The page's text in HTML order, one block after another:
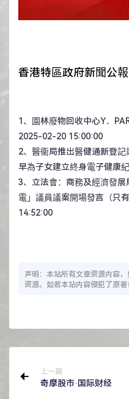
香港特區政府新聞公報
1、 園林廢物回收中心Y．
2025-02-20 15:00:00
2、 醫衞局推出醫健通新登
早為子女建立終身電子健康
3、 立法會：商務及經濟發
電」議員議案開場發言（只有
14:52:00
声明：本站所有文章资源内容
资源。如若本站内容侵犯了原著
上一篇
奇摩股市·国际财经